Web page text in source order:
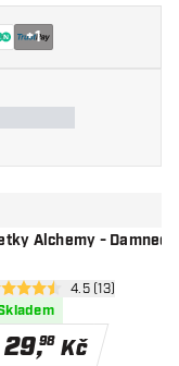
+1
přání
Alchemy - Damned
otevřít panel
hodnoticí hvězdičky
4.5 (13)
29,98 Kč